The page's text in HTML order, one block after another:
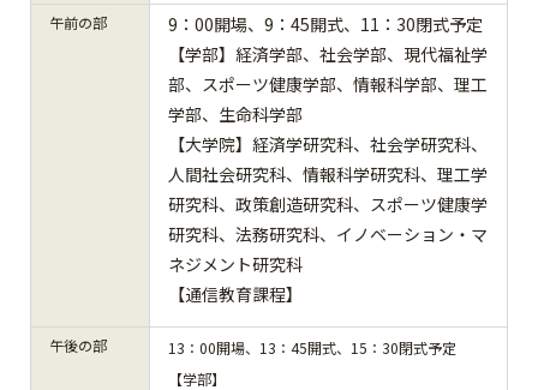
午前の部
9：00開場、9：45開式、11：30閉式予定
【学部】経済学部、社会学部、現代福祉学
部、スポーツ健康学部、情報科学部、理工
学部、生命科学部
【大学院】経済学研究科、社会学研究科、
人間社会研究科、情報科学研究科、理工学
研究科、政策創造研究科、スポーツ健康学
研究科、法務研究科、イノベーション・マ
ネジメント研究科
【通信教育課程】
午後の部
13：00開場、13：45開式、15：30閉式予定
【学部】